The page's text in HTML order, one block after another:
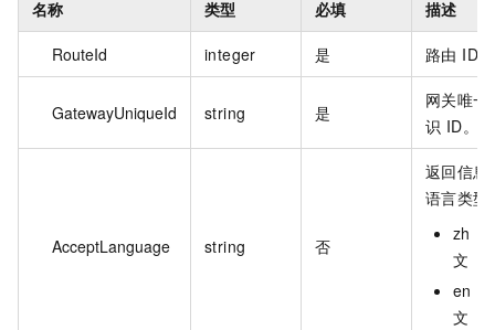
名称 类型 必填 描述
RouteId integer 是 路由 ID。
GatewayUniqueId string 是
网关唯一
识 ID。
AcceptLanguage string 否
返回信息
语言类型
zh：
文
en：
文